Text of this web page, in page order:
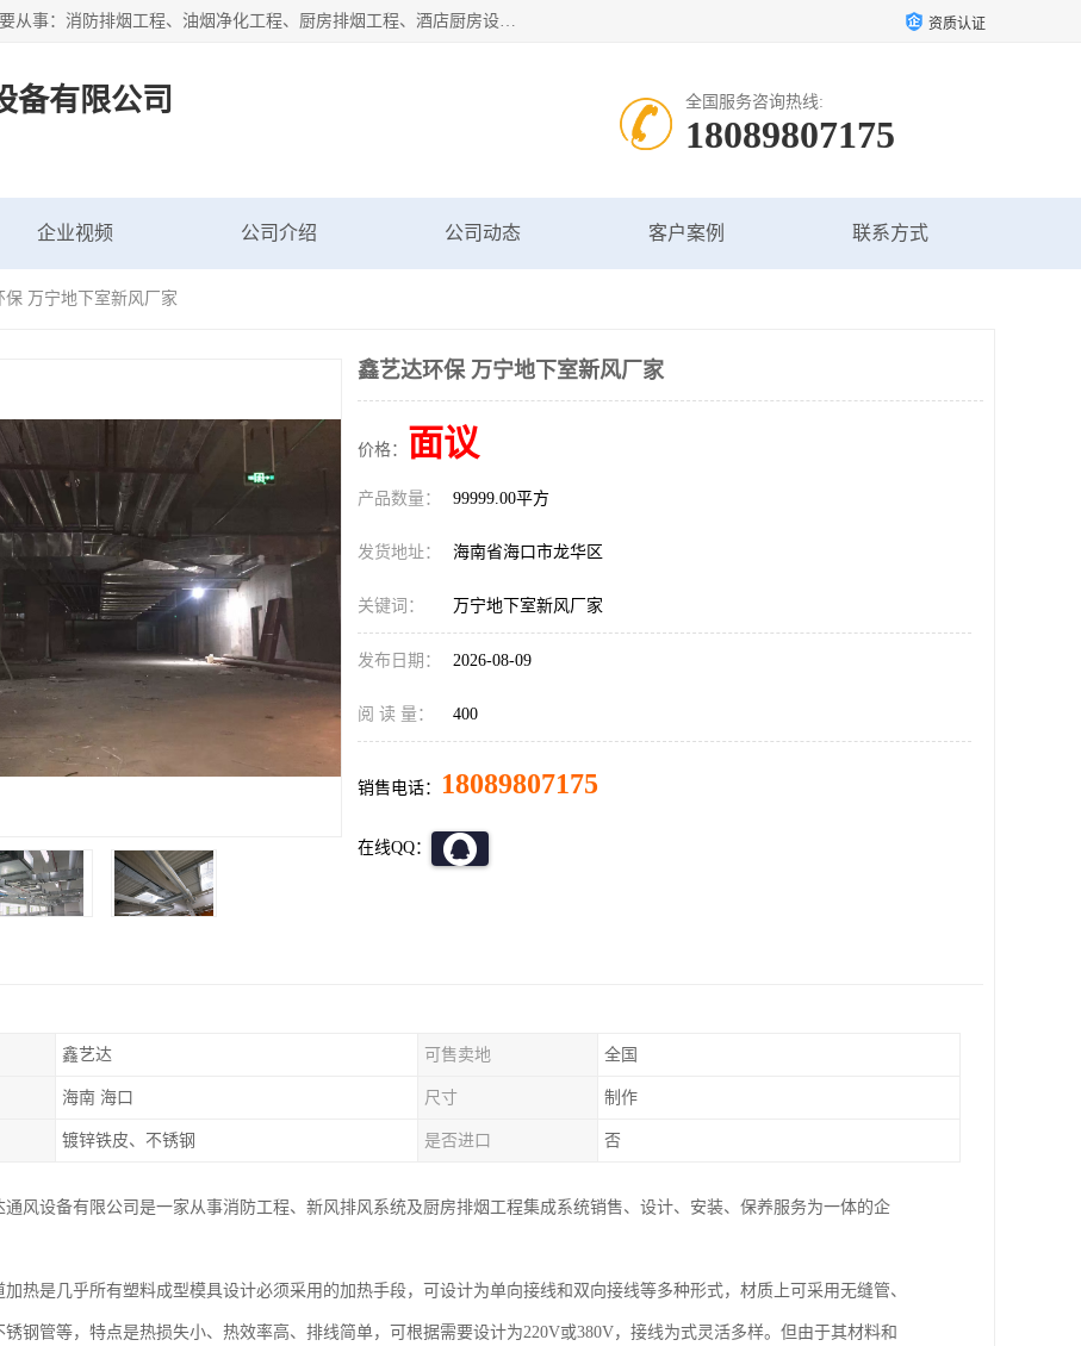
海南鑫艺达通风设备有限公司是一家海南通风设备工厂，主要从事：消防排烟工程、油烟净化工程、厨房排烟工程、酒店厨房设备、新风排风系统、镀锌铁皮管道加工、暖通工程、通风管道安装、消防火阀百叶风口等业务。公司拥有管道及配件一体化工厂生产线，良好的售后服务，良好的设计团队，良好的施工团队、良好管理人员，掌握畅通丰富的信息、市场渠道。 资质认证
备有限公司 全国服务咨询热线:
18089807175
企业视频 公司介绍 公司动态 客户案例 联系方式
保 万宁地下室新风厂家
鑫艺达环保 万宁地下室新风厂家
价格： 面议
产品数量： 99999.00平方
发货地址： 海南省海口市龙华区
关键词： 万宁地下室新风厂家
发布日期： 2026-08-09
阅 读 量： 400
销售电话： 18089807175
在线QQ：
鑫艺达 可售卖地 全国
海南 海口 尺寸 制作
镀锌铁皮、不锈钢 是否进口 否
通风设备有限公司是一家从事消防工程、新风排风系统及厨房排烟工程集成系统销售、设计、安装、保养服务为一体的企
加热是几乎所有塑料成型模具设计必须采用的加热手段，可设计为单向接线和双向接线等多种形式，材质上可采用无缝管、
锈钢管等，特点是热损失小、热效率高、排线简单，可根据需要设计为220V或380V，接线为式灵活多样。但由于其材料和